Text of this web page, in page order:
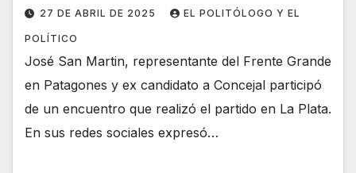
27 DE ABRIL DE 2025 EL POLITÓLOGO Y EL
POLÍTICO
José San Martin, representante del Frente Grande
en Patagones y ex candidato a Concejal participó
de un encuentro que realizó el partido en La Plata.
En sus redes sociales expresó…